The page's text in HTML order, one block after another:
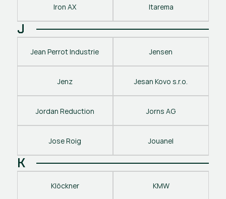
Iron AX Itarema
J
Jean Perrot Industrie Jensen
Jenz Jesan Kovo s.r.o.
Jordan Reduction Jorns AG
Jose Roig Jouanel
K
Klöckner KMW